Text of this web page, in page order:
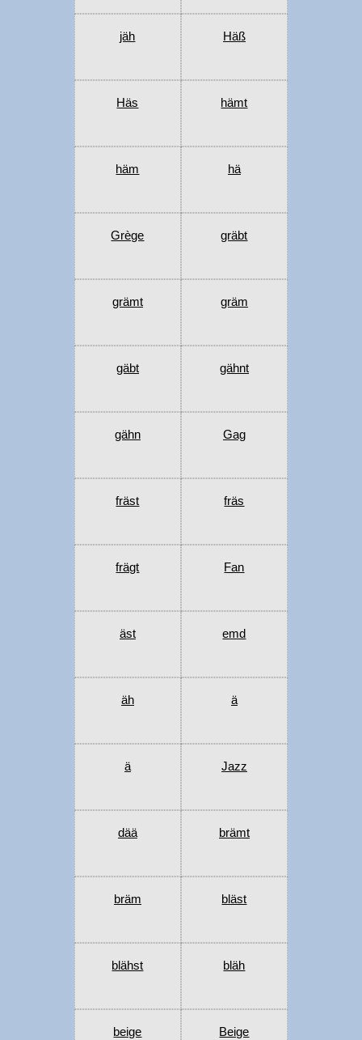
jäh Häß
Häs hämt
häm hä
Grège gräbt
grämt gräm
gäbt gähnt
gähn Gag
fräst fräs
frägt Fan
äst emd
äh ä
ä Jazz
dää brämt
bräm bläst
blähst bläh
beige Beige